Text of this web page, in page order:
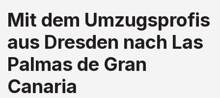
Mit dem Umzugsprofis
aus Dresden nach Las
Palmas de Gran
Canaria